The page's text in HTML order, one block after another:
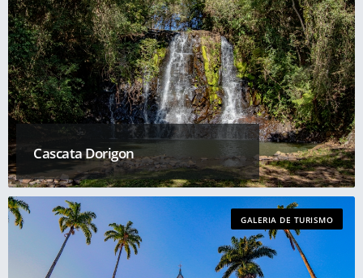
Cascata Dorigon
GALERIA DE TURISMO